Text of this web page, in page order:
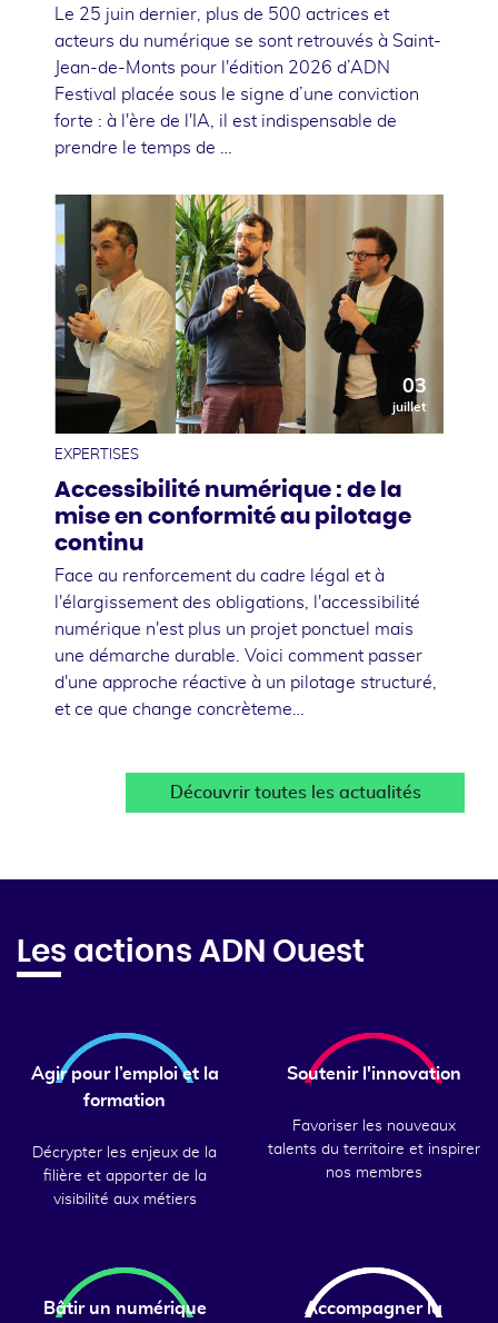
Le 25 juin dernier, plus de 500 actrices et
acteurs du numérique se sont retrouvés à Saint-
Jean-de-Monts pour l'édition 2026 d’ADN
Festival placée sous le signe d’une conviction
forte : à l'ère de l'IA, il est indispensable de
prendre le temps de …
03
juillet
EXPERTISES
Accessibilité numérique : de la
mise en conformité au pilotage
continu
Face au renforcement du cadre légal et à
l'élargissement des obligations, l'accessibilité
numérique n'est plus un projet ponctuel mais
une démarche durable. Voici comment passer
d'une approche réactive à un pilotage structuré,
et ce que change concrèteme…
Découvrir toutes les actualités
Les actions ADN Ouest
Agir pour l’emploi et la
formation
Décrypter les enjeux de la
filière et apporter de la
visibilité aux métiers
Soutenir l'innovation
Favoriser les nouveaux
talents du territoire et inspirer
nos membres
Bâtir un numérique
Accompagner la